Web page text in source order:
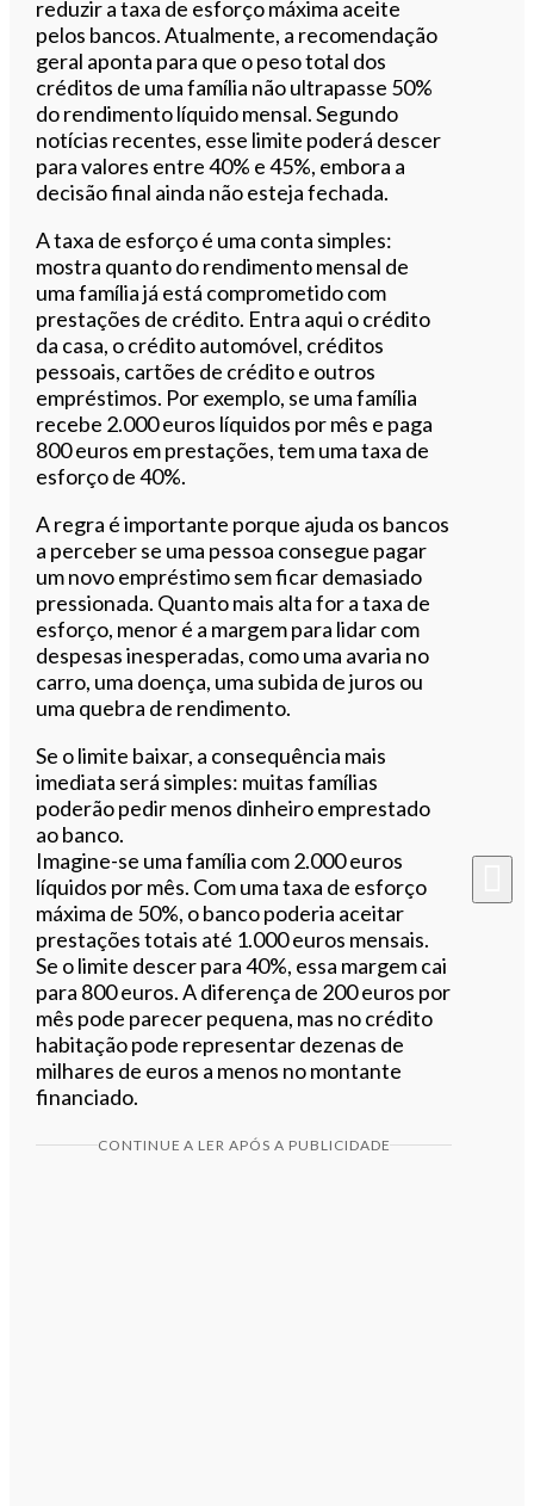
reduzir a taxa de esforço máxima aceite
pelos bancos. Atualmente, a recomendação
geral aponta para que o peso total dos
créditos de uma família não ultrapasse 50%
do rendimento líquido mensal. Segundo
notícias recentes, esse limite poderá descer
para valores entre 40% e 45%, embora a
decisão final ainda não esteja fechada.
A taxa de esforço é uma conta simples:
mostra quanto do rendimento mensal de
uma família já está comprometido com
prestações de crédito. Entra aqui o crédito
da casa, o crédito automóvel, créditos
pessoais, cartões de crédito e outros
empréstimos. Por exemplo, se uma família
recebe 2.000 euros líquidos por mês e paga
800 euros em prestações, tem uma taxa de
esforço de 40%.
A regra é importante porque ajuda os bancos
a perceber se uma pessoa consegue pagar
um novo empréstimo sem ficar demasiado
pressionada. Quanto mais alta for a taxa de
esforço, menor é a margem para lidar com
despesas inesperadas, como uma avaria no
carro, uma doença, uma subida de juros ou
uma quebra de rendimento.
Se o limite baixar, a consequência mais
imediata será simples: muitas famílias
poderão pedir menos dinheiro emprestado
ao banco.
Imagine-se uma família com 2.000 euros
líquidos por mês. Com uma taxa de esforço
máxima de 50%, o banco poderia aceitar
prestações totais até 1.000 euros mensais.
Se o limite descer para 40%, essa margem cai
para 800 euros. A diferença de 200 euros por
mês pode parecer pequena, mas no crédito
habitação pode representar dezenas de
milhares de euros a menos no montante
financiado.
CONTINUE A LER APÓS A PUBLICIDADE